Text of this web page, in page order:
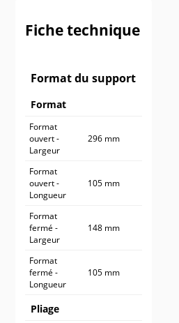
800 ex.372,90 €
Fiche technique
Format du support
Format
Format
ouvert -
Largeur
296 mm
Format
ouvert -
Longueur
105 mm
Format
fermé -
Largeur
148 mm
Format
fermé -
Longueur
105 mm
Pliage